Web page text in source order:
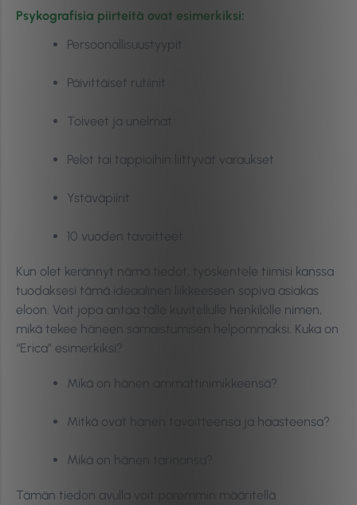
Psykografisia piirteitä ovat esimerkiksi:
Persoonallisuustyypit
Päivittäiset rutiinit
Toiveet ja unelmat
Pelot tai tappioihin liittyvät varaukset
Ystäväpiirit
10 vuoden tavoitteet
Kun olet kerännyt nämä tiedot, työskentele tiimisi kanssa
tuodaksesi tämä ideaalinen liikkeeseen sopiva asiakas
eloon. Voit jopa antaa tälle kuvitellulle henkilölle nimen,
mikä tekee häneen samaistumisen helpommaksi. Kuka on
“Erica” esimerkiksi?
Mikä on hänen ammattinimikkeensä?
Mitkä ovat hänen tavoitteensa ja haasteensa?
Mikä on hänen tarinansa?
Tämän tiedon avulla voit paremmin määritellä